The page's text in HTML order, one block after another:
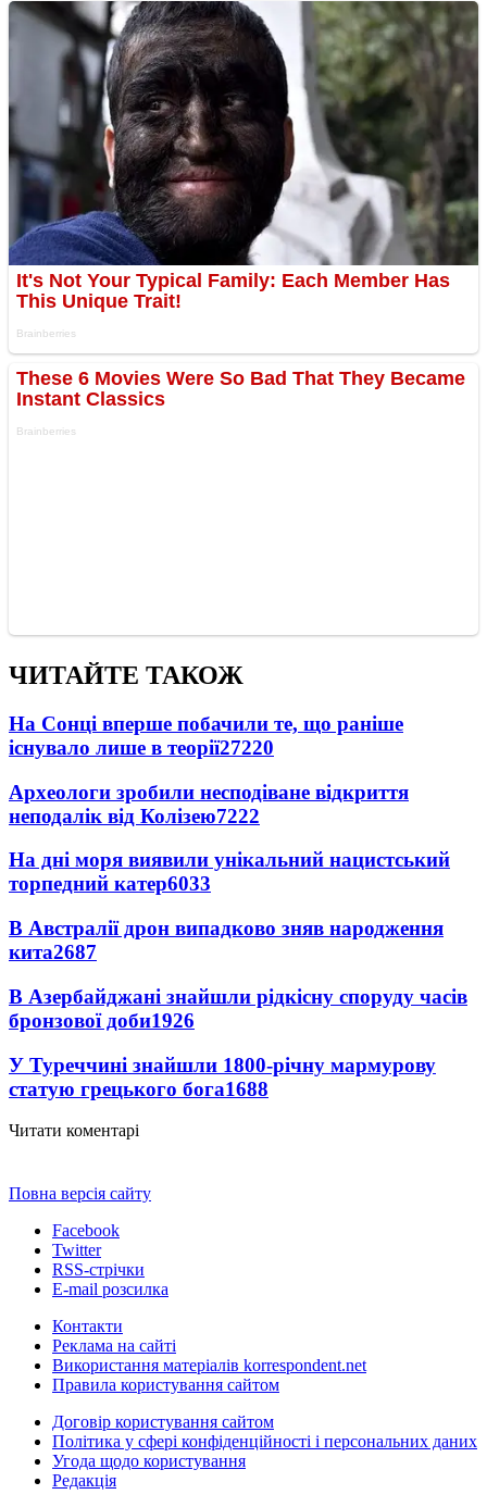
ЧИТАЙТЕ ТАКОЖ
На Сонці вперше побачили те, що раніше
існувало лише в теорії27220
Археологи зробили несподіване відкриття
неподалік від Колізею7222
На дні моря виявили унікальний нацистський
торпедний катер6033
В Австралії дрон випадково зняв народження
кита2687
В Азербайджані знайшли рідкісну споруду часів
бронзової доби1926
У Туреччині знайшли 1800-річну мармурову
статую грецького бога1688
Читати коментарі
Повна версія сайту
Facebook
Twitter
RSS-стрічки
E-mail розсилка
Контакти
Реклама на сайті
Використання матеріалів korrespondent.net
Правила користування сайтом
Договір користування сайтом
Політика у сфері конфіденційності і персональних даних
Угода щодо користування
Редакція